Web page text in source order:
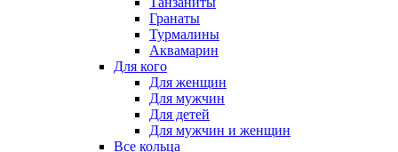
Гранаты
Турмалины
Аквамарин
Для кого
Для женщин
Для мужчин
Для детей
Для мужчин и женщин
Все кольца